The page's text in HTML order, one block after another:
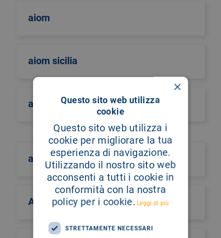
aiom
aiom sicilia
airo
aism
Aismac
×
Questo sito web utilizza
cookie
Questo sito web utilizza i
cookie per migliorare la tua
esperienza di navigazione.
Utilizzando il nostro sito web
acconsenti a tutti i cookie in
conformità con la nostra
policy per i cookie. Leggi di più
STRETTAMENTE NECESSARI